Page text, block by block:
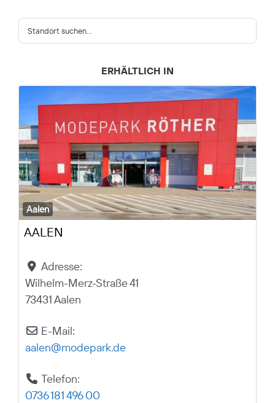
ERHÄLTLICH IN
Aalen
AALEN
Adresse:
Wilhelm-Merz-Straße 41
73431 Aalen
E-Mail:
aalen@modepark.de
Telefon:
0736 181 496 00